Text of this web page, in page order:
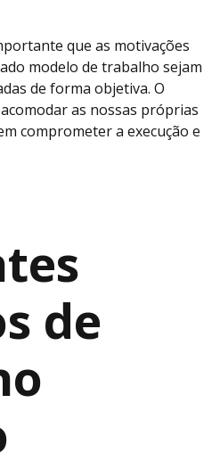
que as motivações
modelo de trabalho sejam
de forma objetiva. O
as nossas próprias
comprometer a execução e
de